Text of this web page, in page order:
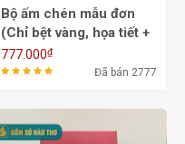
Bộ ấm chén mẫu đơn
(Chỉ bệt vàng, họa tiết +
logo vk) ACVK11 -
550/700ml
777.000₫
Đã bán 2777